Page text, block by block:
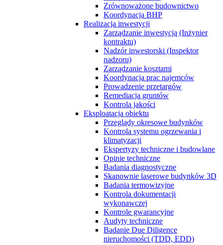
Zrównoważone budownictwo
Koordynacja BHP
Realizacja inwestycji
Zarządzanie inwestycją (Inżynier
kontraktu)
Nadzór inwestorski (Inspektor
nadzoru)
Zarządzanie kosztami
Koordynacja prac najemców
Prowadzenie przetargów
Remediacja gruntów
Kontrola jakości
Eksploatacja obiektu
Przeglądy okresowe budynków
Kontrola systemu ogrzewania i
klimatyzacji
Ekspertyzy techniczne i budowlane
Opinie techniczne
Badania diagnostyczne
Skanownie laserowe budynków 3D
Badania termowizyjne
Kontrola dokumentacji
wykonawczej
Kontrole gwarancyjne
Audyty techniczne
Badanie Due Diligence
nieruchomości (TDD, EDD)